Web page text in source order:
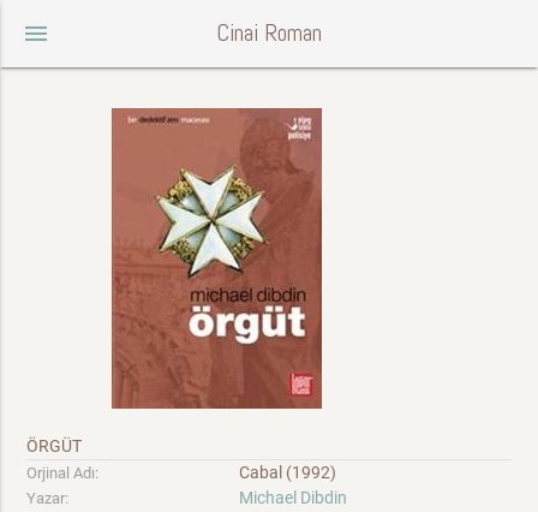
menu Cinai Roman
ÖRGÜT
Orjinal Adı: Cabal (1992)
Yazar: Michael Dibdin